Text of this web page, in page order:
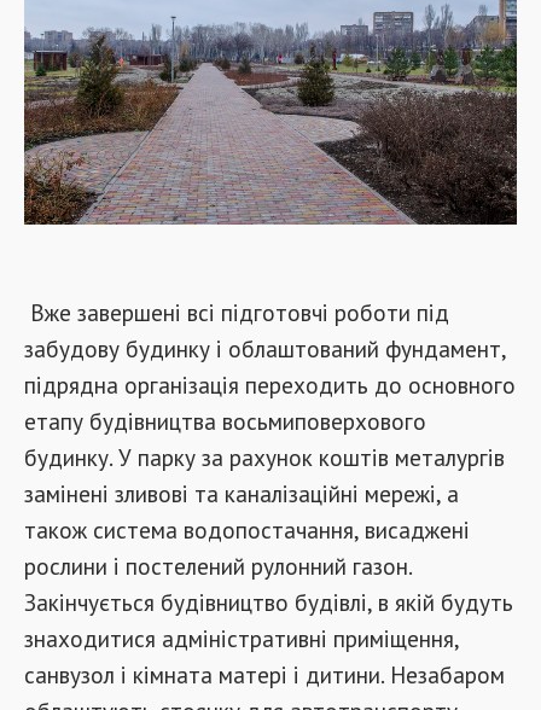
Вже завершені всі підготовчі роботи під
забудову будинку і облаштований фундамент,
підрядна організація переходить до основного
етапу будівництва восьмиповерхового
будинку. У парку за рахунок коштів металургів
замінені зливові та каналізаційні мережі, а
також система водопостачання, висаджені
рослини і постелений рулонний газон.
Закінчується будівництво будівлі, в якій будуть
знаходитися адміністративні приміщення,
санвузол і кімната матері і дитини. Незабаром